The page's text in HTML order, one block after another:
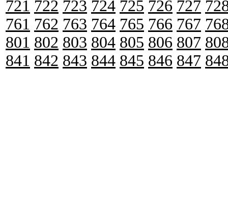
721 722 723 724 725 726 727
761 762 763 764 765 766 767
801 802 803 804 805 806 807
841 842 843 844 845 846 847